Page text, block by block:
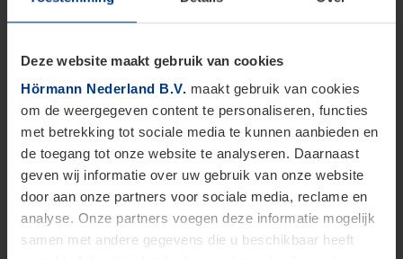
Deze website maakt gebruik van cookies
Hörmann Nederland B.V. maakt gebruik van cookies
om de weergegeven content te personaliseren, functies
met betrekking tot sociale media te kunnen aanbieden en
de toegang tot onze website te analyseren. Daarnaast
geven wij informatie over uw gebruik van onze website
door aan onze partners voor sociale media, reclame en
analyse. Onze partners voegen deze informatie mogelijk
samen met andere gegevens die u beschikbaar heeft